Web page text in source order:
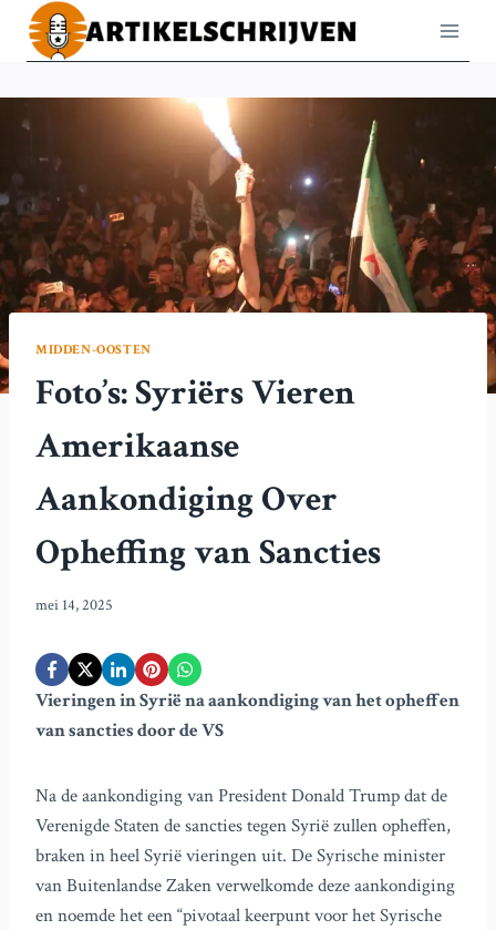
Doorgaan
naar
MIDDEN-OOSTEN
Foto’s: Syriërs Vieren
Amerikaanse
Aankondiging Over
Opheffing van Sancties
mei 14, 2025
Vieringen in Syrië na aankondiging van het opheffen
van sancties door de VS
Na de aankondiging van President Donald Trump dat de
Verenigde Staten de sancties tegen Syrië zullen opheffen,
braken in heel Syrië vieringen uit. De Syrische minister
van Buitenlandse Zaken verwelkomde deze aankondiging
en noemde het een “pivotaal keerpunt voor het Syrische